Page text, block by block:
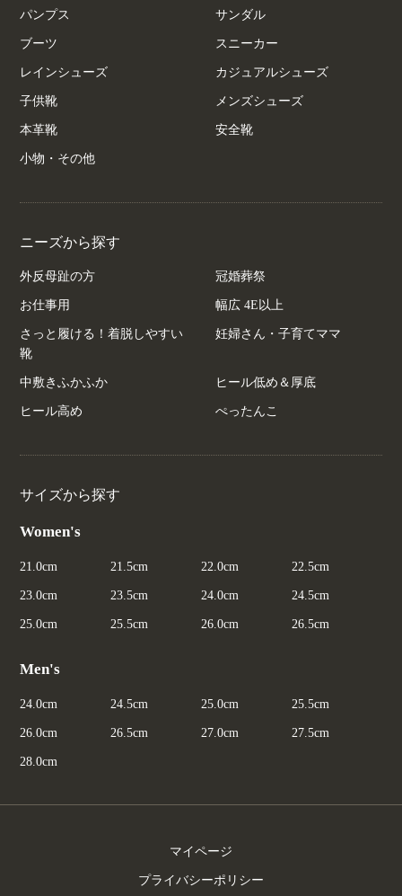
パンプス サンダル
ブーツ スニーカー
レインシューズ カジュアルシューズ
子供靴 メンズシューズ
本革靴 安全靴
小物・その他
ニーズから探す
外反母趾の方 冠婚葬祭
お仕事用 幅広 4E以上
さっと履ける！着脱しやすい
靴
妊婦さん・子育てママ
中敷きふかふか ヒール低め＆厚底
ヒール高め ぺったんこ
サイズから探す
Women's
21.0cm 21.5cm 22.0cm 22.5cm
23.0cm 23.5cm 24.0cm 24.5cm
25.0cm 25.5cm 26.0cm 26.5cm
Men's
24.0cm 24.5cm 25.0cm 25.5cm
26.0cm 26.5cm 27.0cm 27.5cm
28.0cm
マイページ
プライバシーポリシー